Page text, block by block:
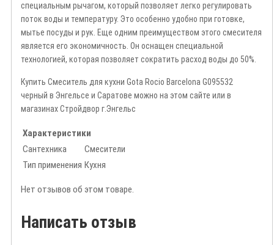
специальным рычагом, который позволяет легко регулировать
поток воды и температуру. Это особенно удобно при готовке,
мытье посуды и рук. Еще одним преимуществом этого смесителя
является его экономичность. Он оснащен специальной
технологией, которая позволяет сократить расход воды до 50%.
Купить Смеситель для кухни Gota Rocio Barcelona G095532
черный в Энгельсе и Саратове можно на этом сайте или в
магазинах Стройдвор г.Энгельс
Характеристики
Сантехника
Смесители
Тип применения Кухня
Нет отзывов об этом товаре.
Написать отзыв